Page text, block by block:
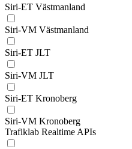
Siri-ET Västmanland
Siri-VM Västmanland
Siri-ET JLT
Siri-VM JLT
Siri-ET Kronoberg
Siri-VM Kronoberg
Trafiklab Realtime APIs